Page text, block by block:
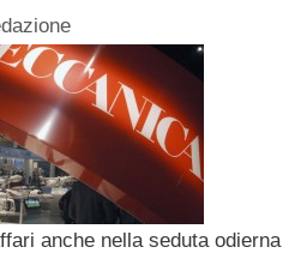
anche nella seduta odierna